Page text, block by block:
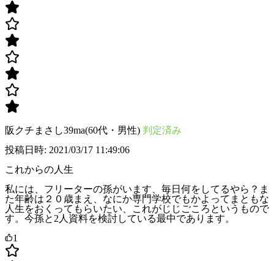
阪クチまさし39ma(60代・男性) 判定済み
投稿日時: 2021/03/17 11:49:06
これからの人生
私には、フリーターの孫がいます、毎日何をしてるやら？ま
た年齢は２０歳まえ、なにか専門学校でもかよってまともな
人生をおくってもらいたい、これがじじごころというもので
す。今孫と2人資料を検討している最中であります。
1